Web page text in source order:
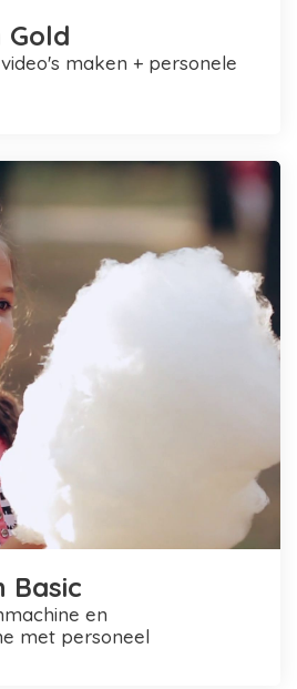
Gold
Basic
met personeel